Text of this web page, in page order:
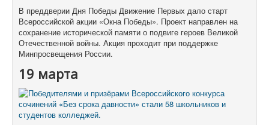
В преддверии Дня Победы Движение Первых дало старт
Всероссийской акции «Окна Победы». Проект направлен на
сохранение исторической памяти о подвиге героев Великой
Отечественной войны. Акция проходит при поддержке
Минпросвещения России.
19 марта